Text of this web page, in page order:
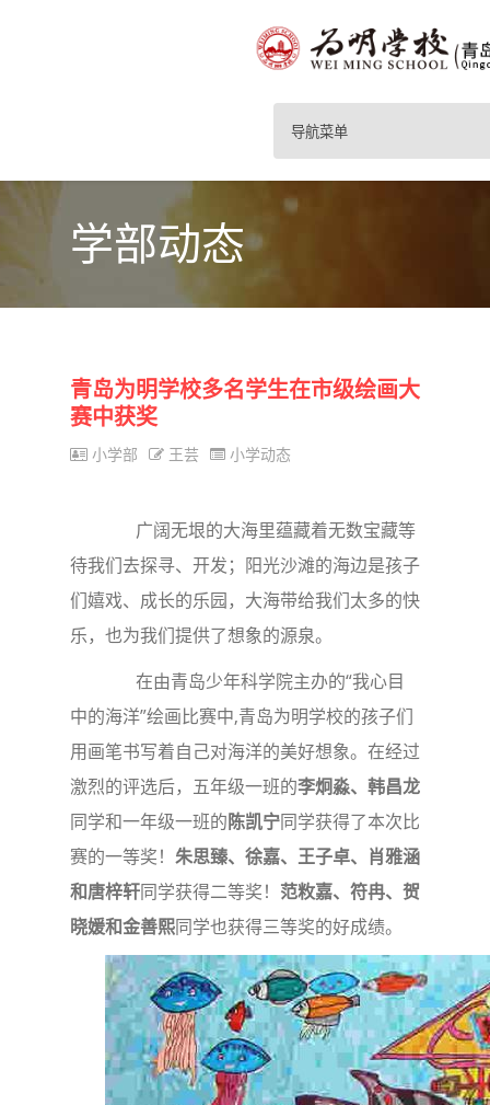
导航菜单
学部动态
青岛为明学校多名学生在市级绘画大
赛中获奖
小学部 王芸 小学动态
广阔无垠的大海里蕴藏着无数宝藏等
待我们去探寻、开发；阳光沙滩的海边是孩子
们嬉戏、成长的乐园，大海带给我们太多的快
乐，也为我们提供了想象的源泉。
在由青岛少年科学院主办的“我心目
中的海洋”绘画比赛中,青岛为明学校的孩子们
用画笔书写着自己对海洋的美好想象。在经过
激烈的评选后，五年级一班的李炯淼、韩昌龙
同学和一年级一班的陈凯宁同学获得了本次比
赛的一等奖！ 朱思臻、徐嘉、王子卓、肖雅涵
和唐梓轩同学获得二等奖！ 范敉嘉、符冉、贺
晓媛和金善熙同学也获得三等奖的好成绩。